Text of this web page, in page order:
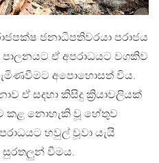
ජනාධිපතිවරයා පරාජය
ඒ අපරාධයට වගකිව
අපොහොසත් විය.
ඒ සදහා කිසිදු ක්‍රියාවලියක්
කළ නොහැකි වූ හේතුව
හවුල් වූවා යැයි
සුරතලුන් වීමය.